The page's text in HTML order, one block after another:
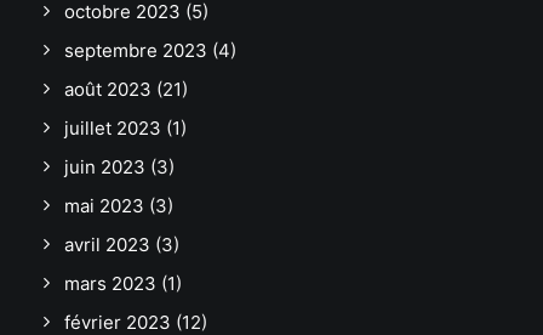
octobre 2023 (5)
septembre 2023 (4)
août 2023 (21)
juillet 2023 (1)
juin 2023 (3)
mai 2023 (3)
avril 2023 (3)
mars 2023 (1)
février 2023 (12)